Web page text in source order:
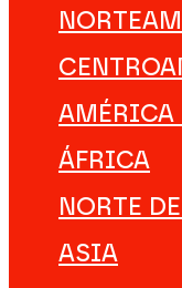
AMÉRICA
ÁFRICA
NORTE
ASIA